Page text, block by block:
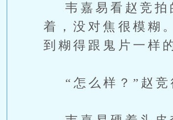
韦嘉易看赵竞拍
着，没对焦很模糊
到糊得跟鬼片一样
“怎么样？”赵竞